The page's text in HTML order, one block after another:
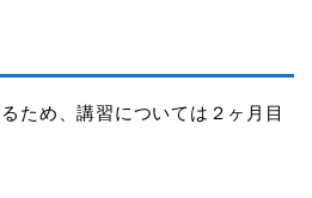
ため、講習については２ヶ月目